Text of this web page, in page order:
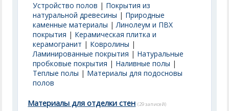
Устройство полов | Покрытия из
натуральной древесины | Природные
каменные материалы |Линолеум и ПВХ
покрытия | Керамическая плитка и
керамогранит | Ковролины |
Ламинированные покрытия | Натуральные
пробковые покрытия | Наливные полы |
Теплые полы | Материалы для подосновы
полов
Материалы для отделки стен (29 записей)